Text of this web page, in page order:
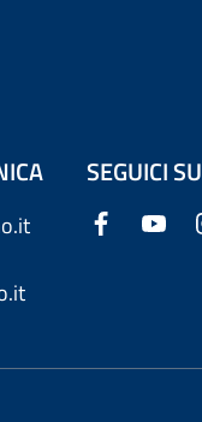
SEGUICI SU